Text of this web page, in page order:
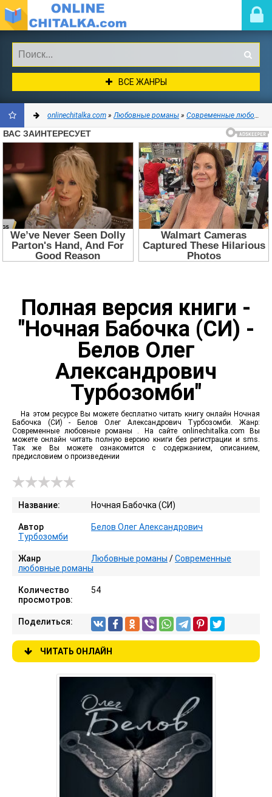
ВСЕ ЖАНРЫ
ДОБАВИТЬ
В
ЗАКЛАДКИ
onlinechitalka.com »Любовные романы » Современные любовные романы
Полная версия книги -
"Ночная Бабочка (СИ) -
Белов Олег
Александрович
Турбозомби"
На этом ресурсе Вы можете бесплатно читать книгу онлайн Ночная
Бабочка (СИ) - Белов Олег Александрович Турбозомби. Жанр:
Современные любовные романы . На сайте onlinechitalka.com Вы
можете онлайн читать полную версию книги без регистрации и sms.
Так же Вы можете ознакомится с содержанием, описанием,
предисловием о произведении
Название: Ночная Бабочка (СИ)
Автор
Белов Олег Александрович
Турбозомби
Жанр Любовные романы /Современные
любовные романы
Количество
просмотров:
54
Поделиться:
ЧИТАТЬ ОНЛАЙН